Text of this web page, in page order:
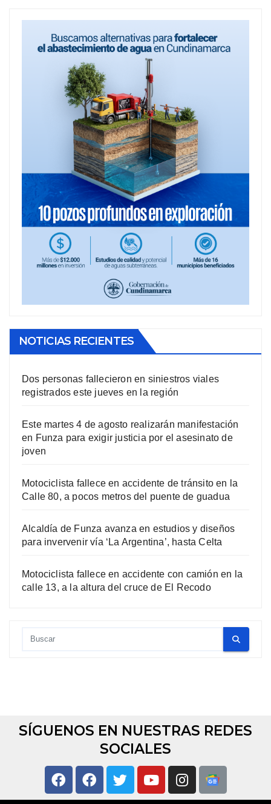
NOTICIAS RECIENTES
Dos personas fallecieron en siniestros viales
registrados este jueves en la región
Este martes 4 de agosto realizarán manifestación
en Funza para exigir justicia por el asesinato de
joven
Motociclista fallece en accidente de tránsito en la
Calle 80, a pocos metros del puente de guadua
Alcaldía de Funza avanza en estudios y diseños
para invervenir vía ‘La Argentina’, hasta Celta
Motociclista fallece en accidente con camión en la
calle 13, a la altura del cruce de El Recodo
SÍGUENOS EN NUESTRAS REDES
SOCIALES